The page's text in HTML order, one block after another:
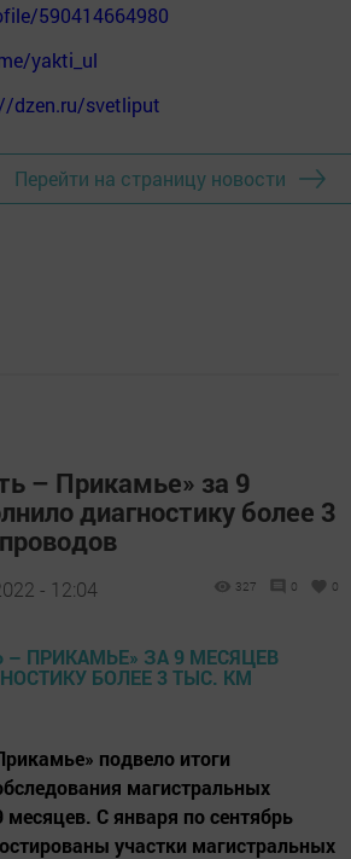
590414664980
yakti_ul
dzen.ru/svetliput
Перейти на страницу новости
– Прикамье» за 9
диагностику более 3
- 12:04 327 0 0
подвело итоги
магистральных
месяцев. С января по сентябрь
участки магистральных